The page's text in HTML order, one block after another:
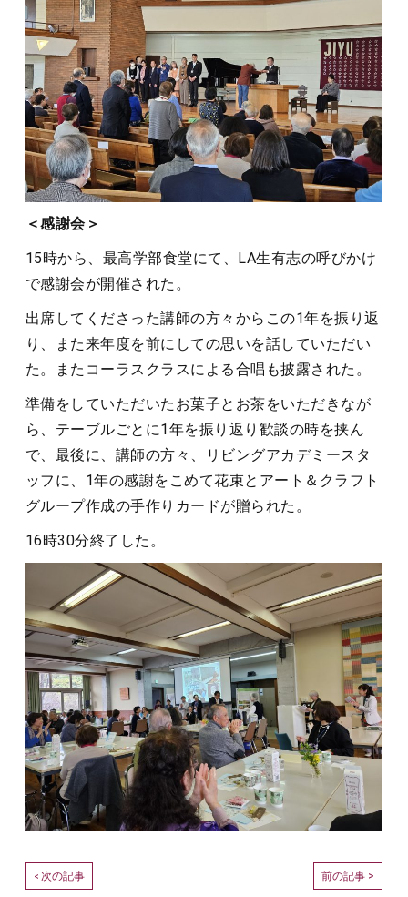
＜感謝会＞
15時から、最高学部食堂にて、LA生有志の呼びかけ
で感謝会が開催された。
出席してくださった講師の方々からこの1年を振り返
り、また来年度を前にしての思いを話していただい
た。またコーラスクラスによる合唱も披露された。
準備をしていただいたお菓子とお茶をいただきなが
ら、テーブルごとに1年を振り返り歓談の時を挟ん
で、最後に、講師の方々、リビングアカデミースタ
ッフに、1年の感謝をこめて花束とアート＆クラフト
グループ作成の手作りカードが贈られた。
16時30分終了した。
< 次の記事 前の記事 >